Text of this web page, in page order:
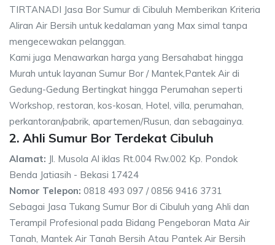
TIRTANADI Jasa Bor Sumur di Cibuluh Memberikan Kriteria
Aliran Air Bersih untuk kedalaman yang Max simal tanpa
mengecewakan pelanggan.
Kami juga Menawarkan harga yang Bersahabat hingga
Murah untuk layanan Sumur Bor / Mantek,Pantek Air di
Gedung-Gedung Bertingkat hingga Perumahan seperti
Workshop, restoran, kos-kosan, Hotel, villa, perumahan,
perkantoran/pabrik, apartemen/Rusun, dan sebagainya.
2. Ahli Sumur Bor Terdekat Cibuluh
Alamat: Jl. Musola Al iklas Rt.004 Rw.002 Kp. Pondok
Benda Jatiasih - Bekasi 17424
Nomor Telepon: 0818 493 097 / 0856 9416 3731
Sebagai Jasa Tukang Sumur Bor di Cibuluh yang Ahli dan
Terampil Profesional pada Bidang Pengeboran Mata Air
Tanah, Mantek Air Tanah Bersih Atau Pantek Air Bersih